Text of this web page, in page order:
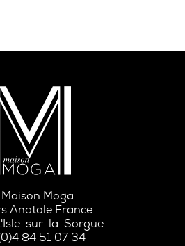
Moga
Anatole France
sur-la-Sorgue
84 51 07 34